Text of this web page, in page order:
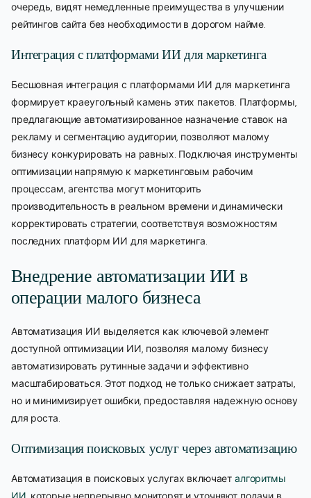
очередь, видят немедленные преимущества в улучшении
рейтингов сайта без необходимости в дорогом найме.
Интеграция с платформами ИИ для маркетинга
Бесшовная интеграция с платформами ИИ для маркетинга
формирует краеугольный камень этих пакетов. Платформы,
предлагающие автоматизированное назначение ставок на
рекламу и сегментацию аудитории, позволяют малому
бизнесу конкурировать на равных. Подключая инструменты
оптимизации напрямую к маркетинговым рабочим
процессам, агентства могут мониторить
производительность в реальном времени и динамически
корректировать стратегии, соответствуя возможностям
последних платформ ИИ для маркетинга.
Внедрение автоматизации ИИ в
операции малого бизнеса
Автоматизация ИИ выделяется как ключевой элемент
доступной оптимизации ИИ, позволяя малому бизнесу
автоматизировать рутинные задачи и эффективно
масштабироваться. Этот подход не только снижает затраты,
но и минимизирует ошибки, предоставляя надежную основу
для роста.
Оптимизация поисковых услуг через автоматизацию
Автоматизация в поисковых услугах включает алгоритмы